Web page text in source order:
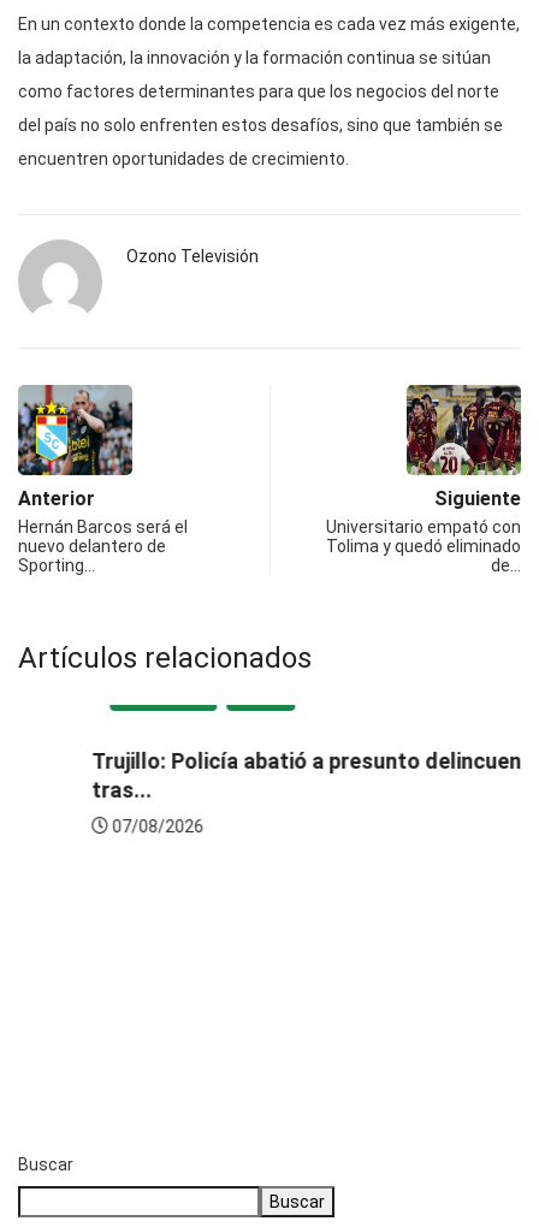
En un contexto donde la competencia es cada vez más exigente,
la adaptación, la innovación y la formación continua se sitúan
como factores determinantes para que los negocios del norte
del país no solo enfrenten estos desafíos, sino que también se
encuentren oportunidades de crecimiento.
Ozono Televisión
Anterior
Hernán Barcos será el
nuevo delantero de
Sporting…
Siguiente
Universitario empató con
Tolima y quedó eliminado
de…
Artículos relacionados
Trujillo: Policía abatió a presunto delincuente
07/08/2026
Buscar
Buscar